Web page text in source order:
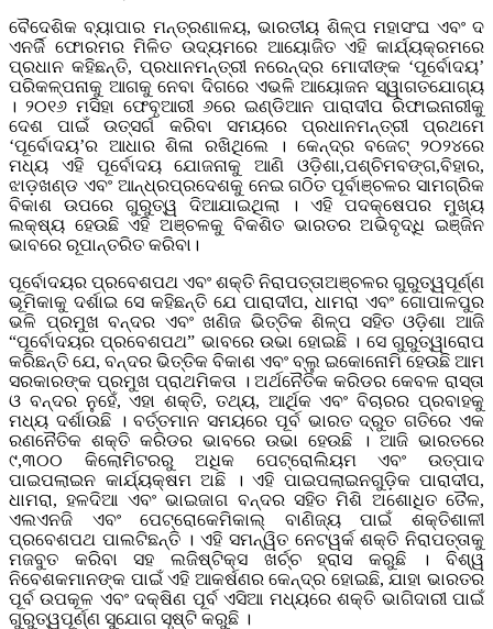
ବୈଦେଶିକ ବ୍ୟାପାର ମନ୍ତ୍ରଣାଳୟ, ଭାରତୀୟ ଶିଳ୍ପ ମହାସଂଘ ଏବଂ ଦ
ଏନର୍ଜି ଫୋରମର ମିଳିତ ଉଦ୍ୟମରେ ଆୟୋଜିତ ଏହି କାର୍ଯ୍ୟକ୍ରମରେ
ପ୍ରଧାନ କହିଛନ୍ତି, ପ୍ରଧାନମନ୍ତ୍ରୀ ନରେନ୍ଦ୍ର ମୋଦୀଙ୍କ ‘ପୂର୍ବୋଦୟ’
ପରିକଳ୍ପନାକୁ ଆଗକୁ ନେବା ଦିଗରେ ଏଭଳି ଆୟୋଜନ ସ୍ୱାଗତଯୋଗ୍ୟ
। ୨୦୧୬ ମସିହା ଫେବୃଆରୀ ୬ରେ ଇଣ୍ଡିଆନ ପାରାଦୀପ ରିଫାଇନାରୀକୁ
ଦେଶ ପାଇଁ ଉତ୍ସର୍ଗ କରିବା ସମୟରେ ପ୍ରଧାନମନ୍ତ୍ରୀ ପ୍ରଥମେ
‘ପୂର୍ବୋଦୟ’ର ଆଧାର ଶିଳା ରଖିଥିଲେ । କେନ୍ଦ୍ର ବଜେଟ୍ ୨୦୨୪ରେ
ମଧ୍ୟ ଏହି ପୂର୍ବୋଦୟ ଯୋଜନାକୁ ଆଣି ଓଡ଼ିଶା,ପଶ୍ଚିମବଙ୍ଗ,ବିହାର,
ଝାଡ଼ଖଣ୍ଡ ଏବଂ ଆନ୍ଧ୍ରପ୍ରଦେଶକୁ ନେଇ ଗଠିତ ପୂର୍ବାଞ୍ଚଳର ସାମଗ୍ରିକ
ବିକାଶ ଉପରେ ଗୁରୁତ୍ୱ ଦିଆଯାଇଥିଲା । ଏହି ପଦକ୍ଷେପର ମୁଖ୍ୟ
ଲକ୍ଷ୍ୟ ହେଉଛି ଏହି ଅଞ୍ଚଳକୁ ବିକଶିତ ଭାରତର ଅଭିବୃଦ୍ଧି ଇଞ୍ଜିନ
ଭାବରେ ରୂପାନ୍ତରିତ କରିବା।
ପୂର୍ବୋଦୟର ପ୍ରବେଶପଥ ଏବଂ ଶକ୍ତି ନିରାପତ୍ତାଅଞ୍ଚଳର ଗୁରୁତ୍ୱପୂର୍ଣ୍ଣ
ଭୂମିକାକୁ ଦର୍ଶାଇ ସେ କହିଛନ୍ତି ଯେ ପାରାଦୀପ, ଧାମରା ଏବଂ ଗୋପାଳପୁର
ଭଳି ପ୍ରମୁଖ ବନ୍ଦର ଏବଂ ଖଣିଜ ଭିତ୍ତିକ ଶିଳ୍ପ ସହିତ ଓଡ଼ିଶା ଆଜି
“ପୂର୍ବୋଦୟର ପ୍ରବେଶପଥ” ଭାବରେ ଉଭା ହୋଇଛି । ସେ ଗୁରୁତ୍ୱାରୋପ
କରିଛନ୍ତି ଯେ, ବନ୍ଦର ଭିତ୍ତିକ ବିକାଶ ଏବଂ ବ୍ଲୁ ଇକୋନୋମି ହେଉଛି ଆମ
ସରକାରଙ୍କ ପ୍ରମୁଖ ପ୍ରାଥମିକତା । ଅର୍ଥନୈତିକ କରିଡର କେବଳ ରାସ୍ତା
ଓ ବନ୍ଦର ନୁହେଁ, ଏହା ଶକ୍ତି, ତଥ୍ୟ, ଆର୍ଥିକ ଏବଂ ବିଚାରର ପ୍ରବାହକୁ
ମଧ୍ୟ ଦର୍ଶାଉଛି । ବର୍ତ୍ତମାନ ସମୟରେ ପୂର୍ବ ଭାରତ ଦ୍ରୁତ ଗତିରେ ଏକ
ରଣନୈତିକ ଶକ୍ତି କରିଡର ଭାବରେ ଉଭା ହେଉଛି । ଆଜି ଭାରତରେ
୯,୩୦୦ କିଲୋମିଟରରୁ ଅଧିକ ପେଟ୍ରୋଲିୟମ ଏବଂ ଉତ୍ପାଦ
ପାଇପଲାଇନ କାର୍ଯ୍ୟକ୍ଷମ ଅଛି । ଏହି ପାଇପଲାଇନଗୁଡ଼ିକ ପାରାଦୀପ,
ଧାମରା, ହଳଦିଆ ଏବଂ ଭାଇଜାଗ ବନ୍ଦର ସହିତ ମିଶି ଅଶୋଧିତ ତୈଳ,
ଏଲଏନଜି ଏବଂ ପେଟ୍ରୋକେମିକାଲ୍ ବାଣିଜ୍ୟ ପାଇଁ ଶକ୍ତିଶାଳୀ
ପ୍ରବେଶପଥ ପାଲଟିଛନ୍ତି । ଏହି ସମନ୍ୱିତ ନେଟୱର୍କ ଶକ୍ତି ନିରାପତ୍ତାକୁ
ମଜବୁତ କରିବା ସହ ଲଜିଷ୍ଟିକ୍ସ ଖର୍ଚ୍ଚ ହ୍ରାସ କରୁଛି । ବିଶ୍ୱ
ନିବେଶକମାନଙ୍କ ପାଇଁ ଏହି ଆକର୍ଷଣର କେନ୍ଦ୍ର ହୋଇଛି, ଯାହା ଭାରତର
ପୂର୍ବ ଉପକୂଳ ଏବଂ ଦକ୍ଷିଣ ପୂର୍ବ ଏସିଆ ମଧ୍ୟରେ ଶକ୍ତି ଭାଗିଦାରୀ ପାଇଁ
ଗୁରୁତ୍ୱପୂର୍ଣ୍ଣ ସୁଯୋଗ ସୃଷ୍ଟି କରୁଛି ।